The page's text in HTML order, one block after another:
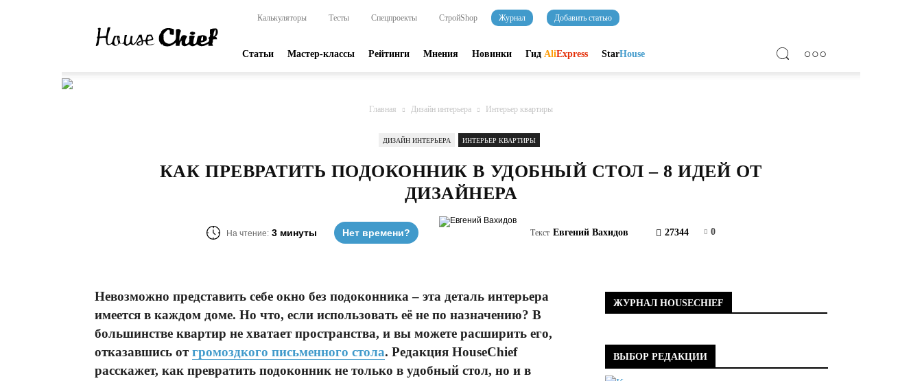
online-
издание
Калькуляторы Тесты Спецпроекты СтройShop Журнал Добавить статью
Статьи Мастер-классы Рейтинги Мнения Новинки Гид AliExpress StarHouse
Главная Дизайн интерьера Интерьер квартиры
ДИЗАЙН ИНТЕРЬЕРА ИНТЕРЬЕР КВАРТИРЫ
КАК ПРЕВРАТИТЬ ПОДОКОННИК В УДОБНЫЙ СТОЛ – 8 ИДЕЙ ОТ
ДИЗАЙНЕРА
На чтение: 3 минуты Нет времени? Текст Евгений Вахидов 27344 0
Невозможно представить себе окно без подоконника – эта деталь интерьера
имеется в каждом доме. Но что, если использовать её не по назначению? В
большинстве квартир не хватает пространства, и вы можете расширить его,
отказавшись от громоздкого письменного стола. Редакция HouseChief
расскажет, как превратить подоконник не только в удобный стол, но и в
ЖУРНАЛ HOUSECHIEF
ВЫБОР РЕДАКЦИИ